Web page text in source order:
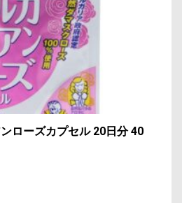
ローズカプセル 20日分 40